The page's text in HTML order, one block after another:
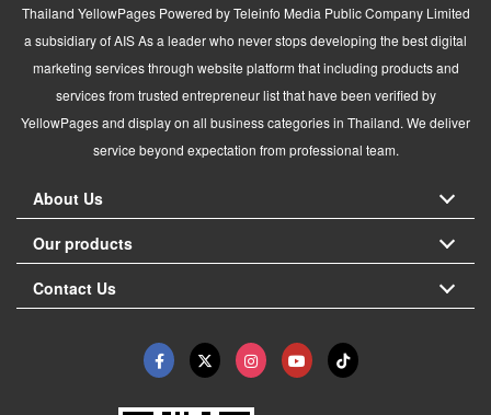
Thailand YellowPages Powered by Teleinfo Media Public Company Limited
a subsidiary of AIS As a leader who never stops developing the best digital
marketing services through website platform that including products and
services from trusted entrepreneur list that have been verified by
YellowPages and display on all business categories in Thailand. We deliver
service beyond expectation from professional team.
About Us
Our products
Contact Us